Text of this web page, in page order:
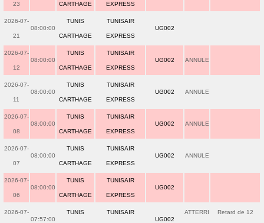
23 CARTHAGE EXPRESS
2026-07-
21
08:00:00
TUNIS
CARTHAGE
TUNISAIR
EXPRESS
UG002
2026-07-
12
08:00:00
TUNIS
CARTHAGE
TUNISAIR
EXPRESS
UG002 ANNULE
2026-07-
11
08:00:00
TUNIS
CARTHAGE
TUNISAIR
EXPRESS
UG002 ANNULE
2026-07-
08
08:00:00
TUNIS
CARTHAGE
TUNISAIR
EXPRESS
UG002 ANNULE
2026-07-
07
08:00:00
TUNIS
CARTHAGE
TUNISAIR
EXPRESS
UG002 ANNULE
2026-07-
06
08:00:00
TUNIS
CARTHAGE
TUNISAIR
EXPRESS
UG002
2026-07-
07:57:00
TUNIS TUNISAIR
UG002
ATTERRI Retard de 12